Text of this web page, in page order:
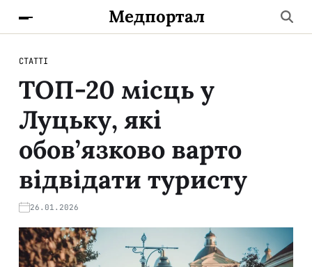
Медпортал
СТАТТІ
ТОП-20 місць у
Луцьку, які
обов’язково варто
відвідати туристу
26.01.2026